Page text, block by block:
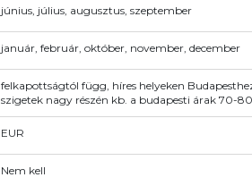
június, július, augusztus, szeptember
január, február, október, november, december
felkapottságtól függ, híres helyeken
szigetek nagy részén kb. a budapesti árak 70-
EUR
Nem kell